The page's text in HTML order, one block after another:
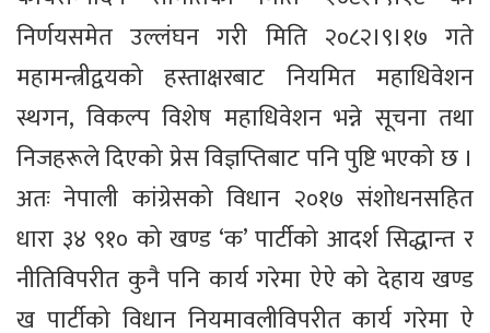
निर्णयसमेत उल्लंघन गरी मिति २०८२।९।१७ गते
महामन्त्रीद्वयको हस्ताक्षरबाट नियमित महाधिवेशन
स्थगन, विकल्प विशेष महाधिवेशन भन्ने सूचना तथा
निजहरूले दिएको प्रेस विज्ञप्तिबाट पनि पुष्टि भएको छ ।
अतः नेपाली कांग्रेसको विधान २०१७ संशोधनसहित
धारा ३४ ९१० को खण्ड ‘क’ पार्टीको आदर्श सिद्धान्त र
नीतिविपरीत कुनै पनि कार्य गरेमा ऐऐ को देहाय खण्ड
ख पार्टीको विधान नियमावलीविपरीत कार्य गरेमा ऐ